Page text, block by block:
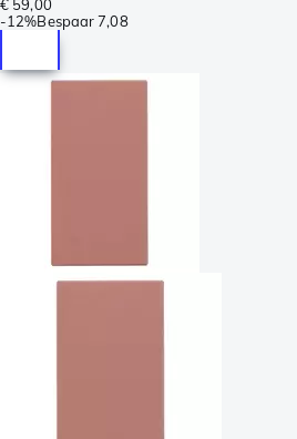
€ 59,00
-12%Bespaar 7,08